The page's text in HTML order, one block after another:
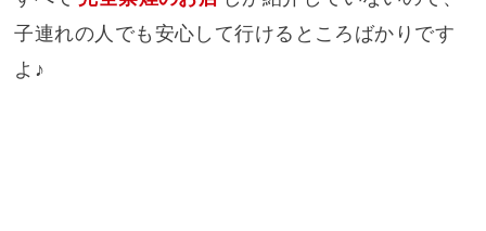
子連れの人でも安心して行けるところばかりです
よ♪